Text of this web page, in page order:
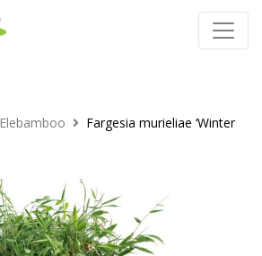
Elebamboo
Fargesia murieliae ‘Winter